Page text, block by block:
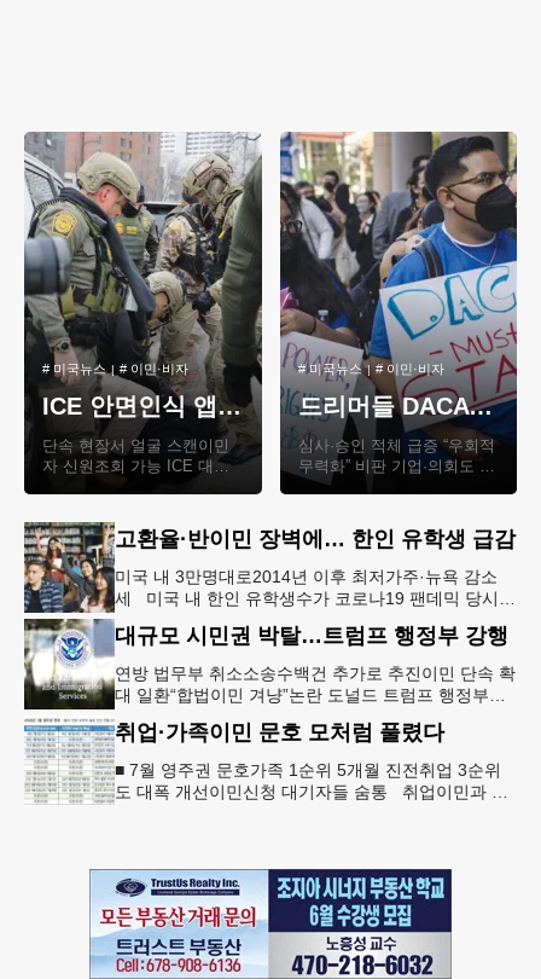
# 미국뉴스 # 이민·비자
ICE 안면인식 앱, 로컬 경찰까지 확대
단속 현장서 얼굴 스캔이민
자 신원조회 가능 ICE 대신
지방 경찰로..
#미국뉴스 # 이민·비자
드리머들 DACA 갱신 ‘올스톱’ 논란
심사·승인 적체 급증 “우회적
무력화” 비판 기업·의회도 우
려 제기 지난 2023년 이민 단
램 지지 시..
고환율·반이민 장벽에… 한인 유학생 급감
미국 내 3만명대로2014년 이후 최저가주·뉴욕 감소
세 미국 내 한인 유학생수가 코로나19 팬데믹 당시보
방 이민세관단속국(I
대규모 시민권 박탈…트럼프 행정부 강행
연방 법무부 취소소송수백건 추가로 추진이민 단속 확
대 일환“합법이민 겨냥”논란 도널드 트럼프 행정부가
(denaturalizatio
취업·가족이민 문호 모처럼 풀렸다
■ 7월 영주권 문호가족 1순위 5개월 진전취업 3순위
도 대폭 개선이민신청 대기자들 숨통 취업이민과 가